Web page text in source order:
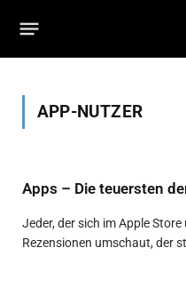
APP-NUTZER
Apps – Die teuersten
Jeder, der sich im Apple
Rezensionen umschaut, der